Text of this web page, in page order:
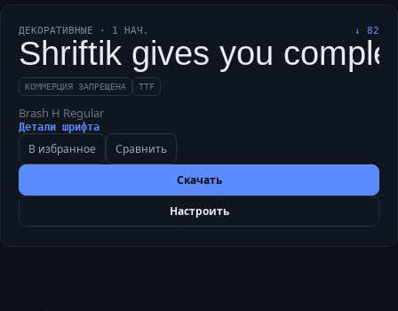
ДЕКОРАТИВНЫЕ · 1 НАЧ. ↓ 82
Shriftik gives you
КОММЕРЦИЯ ЗАПРЕЩЕНА TTF
Brash H Regular
Детали шрифта
В избранное Сравнить
Скачать
Настроить